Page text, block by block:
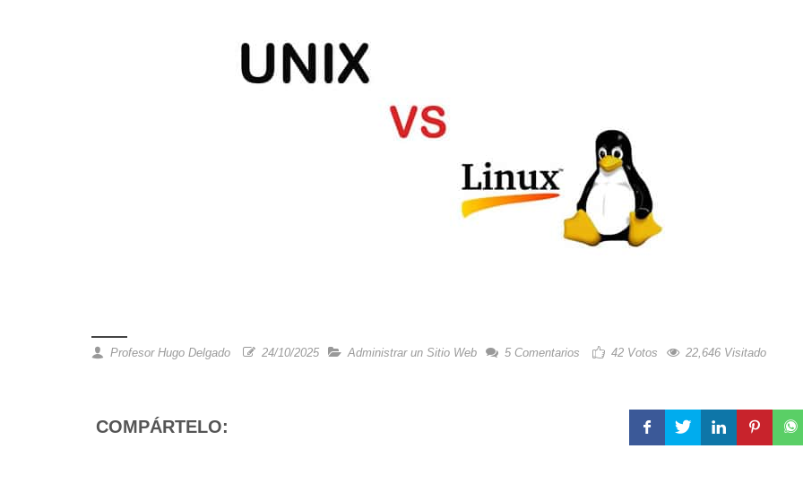
Profesor Hugo Delgado 24/10/2025 Administrar un Sitio Web 5 Comentarios 42 Votos 22,646 Visitado
COMPÁRTELO: